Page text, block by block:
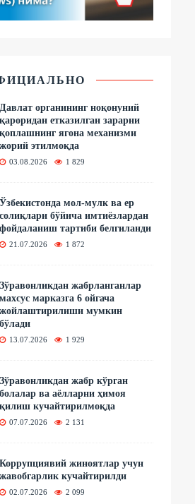
Давлат органининг ноқонуний
қароридан етказилган зарарни
қоплашнинг ягона механизми
жорий этилмоқда
03.08.2026 1 829
Ўзбекистонда мол-мулк ва ер
солиқлари бўйича имтиёзлардан
фойдаланиш тартиби белгиланди
21.07.2026 1 872
Зўравонликдан жабрланганлар
махсус марказга 6 ойгача
жойлаштирилиши мумкин
бўлади
13.07.2026 1 929
Зўравонликдан жабр кўрган
болалар ва аёлларни ҳимоя
қилиш кучайтирилмоқда
07.07.2026 2 131
Коррупциявий жиноятлар учун
жавобгарлик кучайтирилди
02.07.2026 2 099